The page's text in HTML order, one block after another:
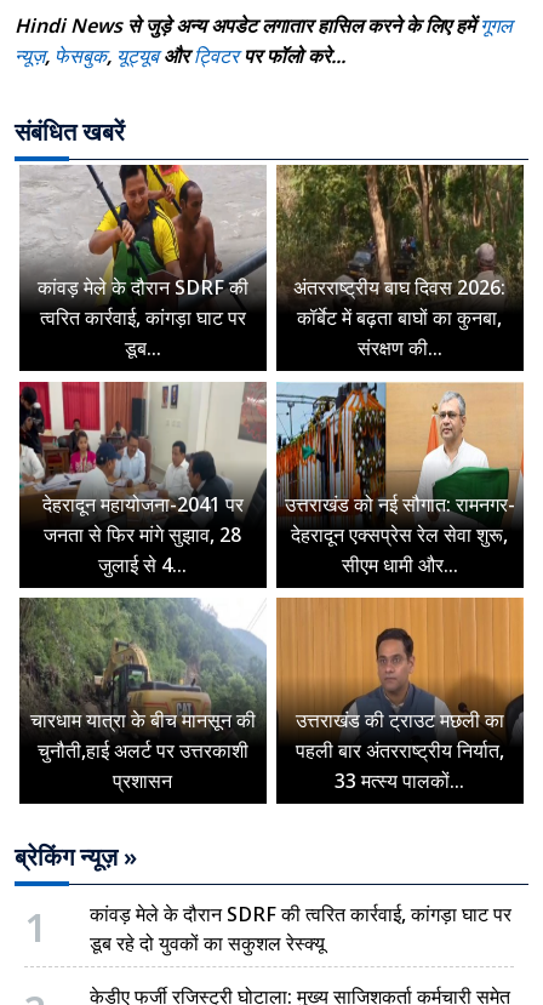
Hindi News से जुड़े अन्य अपडेट लगातार हासिल करने के लिए हमेंगूगल
न्यूज़, फेसबुक, यूट्यूबऔरट्विटरपर फॉलो करे...
संबंधित खबरें
कांवड़ मेले के दौरान SDRF की
त्वरित कार्रवाई, कांगड़ा घाट पर
डूब...
अंतरराष्ट्रीय बाघ दिवस 2026:
कॉर्बेट में बढ़ता बाघों का कुनबा,
संरक्षण की...
देहरादून महायोजना-2041 पर
जनता से फिर मांगे सुझाव, 28
जुलाई से 4...
उत्तराखंड को नई सौगात: रामनगर-
देहरादून एक्सप्रेस रेल सेवा शुरू,
सीएम धामी और...
चारधाम यात्रा के बीच मानसून की
चुनौती,हाई अलर्ट पर उत्तरकाशी
प्रशासन
उत्तराखंड की ट्राउट मछली का
पहली बार अंतरराष्ट्रीय निर्यात,
33 मत्स्य पालकों...
ब्रेकिंग न्यूज़ »
1
कांवड़ मेले के दौरान SDRF की त्वरित कार्रवाई, कांगड़ा घाट पर
डूब रहे दो युवकों का सकुशल रेस्क्यू
केडीए फर्जी रजिस्ट्री घोटाला: मुख्य साजिशकर्ता कर्मचारी समेत